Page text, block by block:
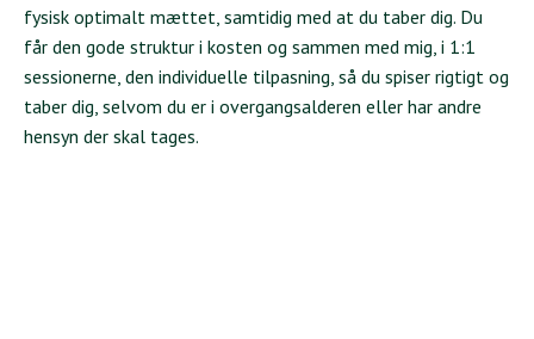
fysisk optimalt mættet, samtidig med at du taber dig. Du
får den gode struktur i kosten og sammen med mig, i 1:1
sessionerne, den individuelle tilpasning, så du spiser rigtigt og
taber dig, selvom du er i overgangsalderen eller har andre
hensyn der skal tages.